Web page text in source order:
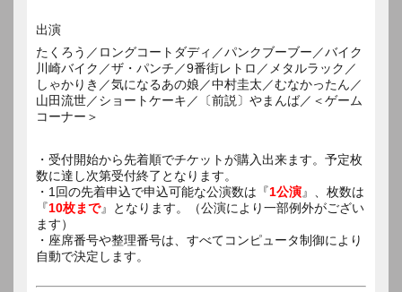
出演
たくろう／ロングコートダディ／パンクブーブー／バイク
川崎バイク／ザ・パンチ／9番街レトロ／メタルラック／
しゃかりき／気になるあの娘／中村圭太／むなかったん／
山田流世／ショートケーキ／〔前説〕やまんば／＜ゲーム
コーナー＞
・受付開始から先着順でチケットが購入出来ます。予定枚
数に達し次第受付終了となります。
・1回の先着申込で申込可能な公演数は『1公演』、枚数は
『10枚まで』となります。（公演により一部例外がござい
ます）
・座席番号や整理番号は、すべてコンピュータ制御により
自動で決定します。